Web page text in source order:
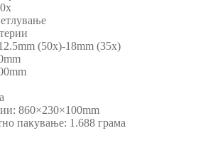
(50x)-18mm (35x)
860×230×100mm
пакување: 1.688 грама